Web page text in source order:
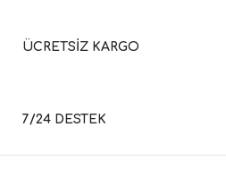
ÜCRETSİZ KARGO
7/24 DESTEK